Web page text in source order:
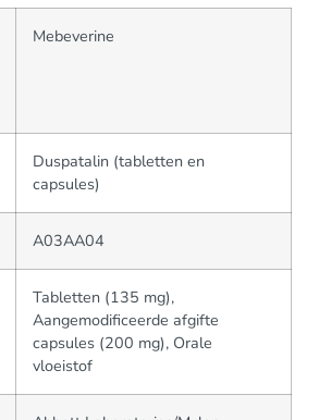
Mebeverine
Duspatalin (tabletten en
capsules)
A03AA04
Tabletten (135 mg),
Aangemodificeerde afgifte
capsules (200 mg), Orale
vloeistof